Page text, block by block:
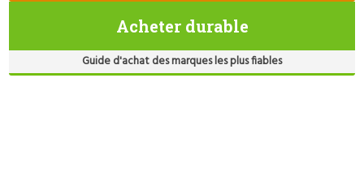
Acheter durable
Guide d'achat des marques les plus fiables